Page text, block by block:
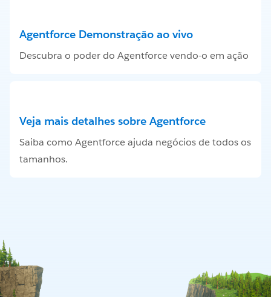
Agentforce Demonstração ao vivo
Descubra o poder do Agentforce vendo-o em ação
Veja mais detalhes sobre Agentforce
Saiba como Agentforce ajuda negócios de todos os
tamanhos.